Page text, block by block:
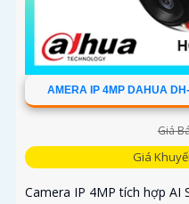
AMERA IP 4MP DAHUA
Giá
Giá
Camera IP 4MP tích hợp AI